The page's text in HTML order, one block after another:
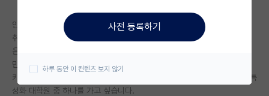
미국 대학원 합격 후기 게시판
대학원생 모집 게시판
연구실(PI) 홍보 게시판
안녕하세요. 취업과 대학원 진학 중에 고민하고 있는 학생입니다.
취업준비를 하면서도 자꾸 항공쪽에 꿈이 사라지지 않네요. 물론 꿈과 현실
은 다르겠지만요.
만약 항공우주공학 대학원을 진학한다고 했을 때,
카이스트는 제가 못 갈거 같고, 서울대 항공우주대학원과 경상대 항공우주특
성화 대학원 중 하나를 가고 싶습니다.
사전 등록하기
하루 동안 이 컨텐츠 보지 않기